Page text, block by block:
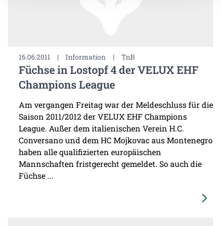
16.06.2011 | Information | TnB
Füchse in Lostopf 4 der VELUX EHF
Champions League
Am vergangen Freitag war der Meldeschluss für die
Saison 2011/2012 der VELUX EHF Champions
League. Außer dem italienischen Verein H.C.
Conversano und dem HC Mojkovac aus Montenegro
haben alle qualifizierten europäischen
Mannschaften fristgerecht gemeldet. So auch die
Füchse ...